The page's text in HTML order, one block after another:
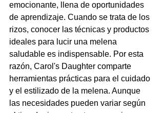
emocionante, llena de oportunidades
de aprendizaje. Cuando se trata de los
rizos, conocer las técnicas y productos
ideales para lucir una melena
saludable es indispensable. Por esta
razón, Carol's Daughter comparte
herramientas prácticas para el cuidado
y el estilizado de la melena. Aunque
las necesidades pueden variar según